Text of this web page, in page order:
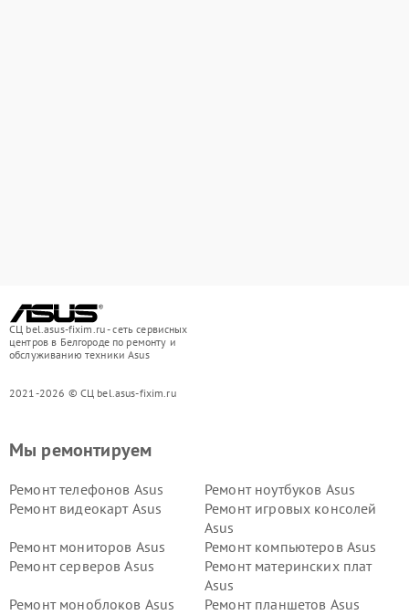
СЦ bel.asus-fixim.ru - сеть сервисных
центров в Белгороде по ремонту и
обслуживанию техники Asus
2021-2026 © СЦ bel.asus-fixim.ru
Мы ремонтируем
Ремонт телефонов Asus
Ремонт ноутбуков Asus
Ремонт видеокарт Asus
Ремонт игровых консолей
Asus
Ремонт мониторов Asus
Ремонт компьютеров Asus
Ремонт серверов Asus
Ремонт материнских плат
Asus
Ремонт моноблоков Asus
Ремонт планшетов Asus